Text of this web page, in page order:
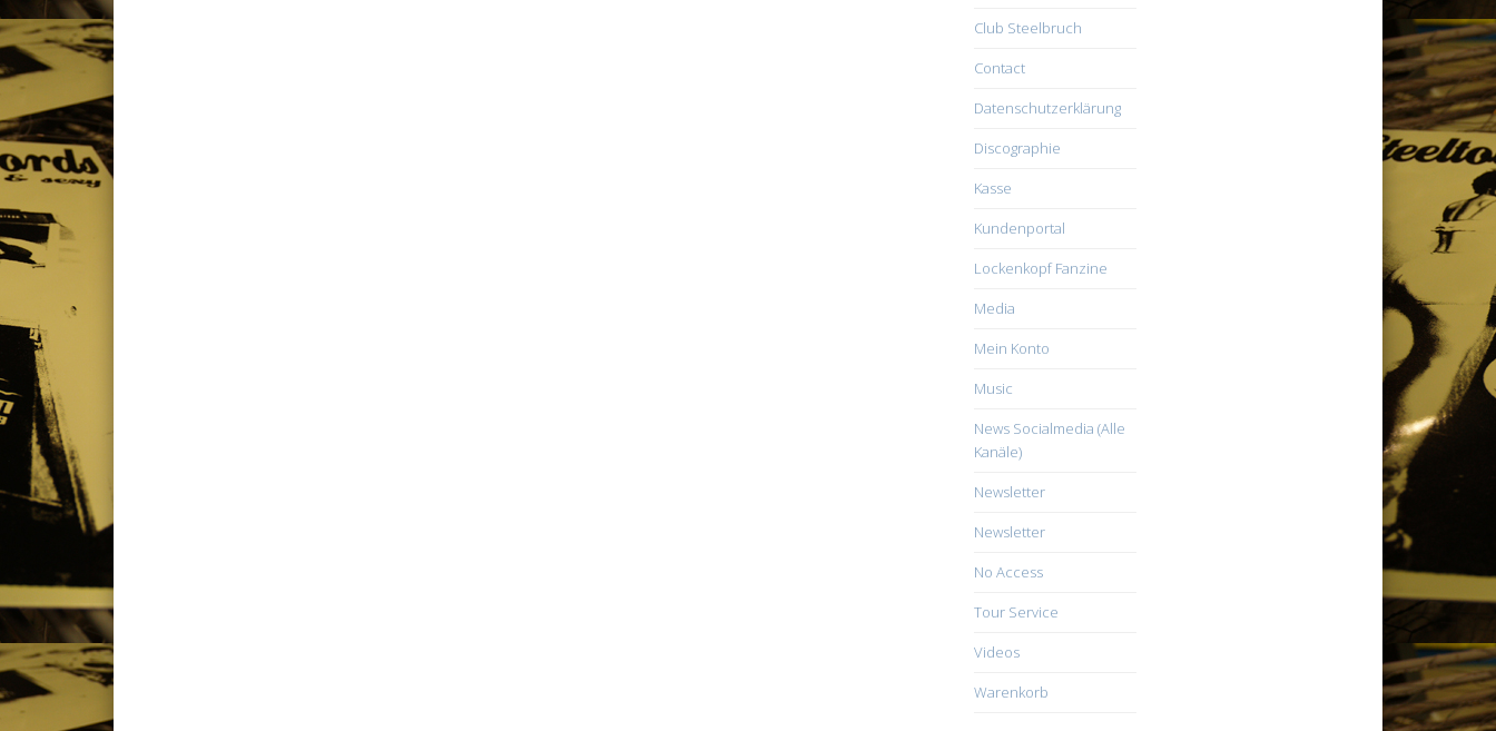
Club Steelbruch
Contact
Datenschutzerklärung
Discographie
Kasse
Kundenportal
Lockenkopf Fanzine
Media
Mein Konto
Music
News Socialmedia (Alle
Kanäle)
Newsletter
Newsletter
No Access
Tour Service
Videos
Warenkorb